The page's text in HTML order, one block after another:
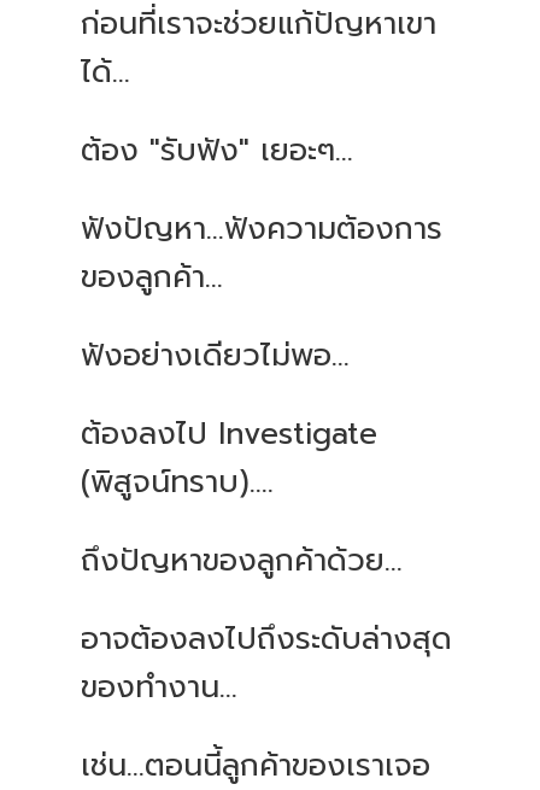
ก่อนที่เราจะช่วยแก้ปัญหาเขา
ได้...
ต้อง "รับฟัง" เยอะๆ...
ฟังปัญหา...ฟังความต้องการ
ของลูกค้า...
ฟังอย่างเดียวไม่พอ...
ต้องลงไป Investigate
(พิสูจน์ทราบ)....
ถึงปัญหาของลูกค้าด้วย...
อาจต้องลงไปถึงระดับล่างสุด
ของทำงาน...
เช่น...ตอนนี้ลูกค้าของเราเจอ